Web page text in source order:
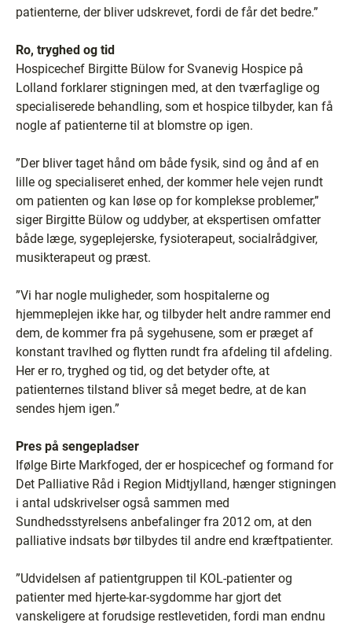
patienterne, der bliver udskrevet, fordi de får det bedre.”
Ro, tryghed og tid
Hospicechef Birgitte Bülow for Svanevig Hospice på
Lolland forklarer stigningen med, at den tværfaglige og
specialiserede behandling, som et hospice tilbyder, kan få
nogle af patienterne til at blomstre op igen.
”Der bliver taget hånd om både fysik, sind og ånd af en
lille og specialiseret enhed, der kommer hele vejen rundt
om patienten og kan løse op for komplekse problemer,”
siger Birgitte Bülow og uddyber, at ekspertisen omfatter
både læge, sygeplejerske, fysioterapeut, socialrådgiver,
musikterapeut og præst.
”Vi har nogle muligheder, som hospitalerne og
hjemmeplejen ikke har, og tilbyder helt andre rammer end
dem, de kommer fra på sygehusene, som er præget af
konstant travlhed og flytten rundt fra afdeling til afdeling.
Her er ro, tryghed og tid, og det betyder ofte, at
patienternes tilstand bliver så meget bedre, at de kan
sendes hjem igen.”
Pres på sengepladser
Ifølge Birte Markfoged, der er hospicechef og formand for
Det Palliative Råd i Region Midtjylland, hænger stigningen
i antal udskrivelser også sammen med
Sundhedsstyrelsens anbefalinger fra 2012 om, at den
palliative indsats bør tilbydes til andre end kræftpatienter.
”Udvidelsen af patientgruppen til KOL-patienter og
patienter med hjerte-kar-sygdomme har gjort det
vanskeligere at forudsige restlevetiden, fordi man endnu